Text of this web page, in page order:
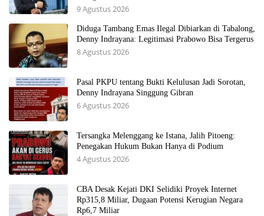
9 Agustus 2026
Diduga Tambang Emas Ilegal Dibiarkan di Tabalong,
Denny Indrayana: Legitimasi Prabowo Bisa Tergerus
8 Agustus 2026
Pasal PKPU tentang Bukti Kelulusan Jadi Sorotan,
Denny Indrayana Singgung Gibran
6 Agustus 2026
Tersangka Melenggang ke Istana, Jalih Pitoeng:
Penegakan Hukum Bukan Hanya di Podium
4 Agustus 2026
CBA Desak Kejati DKI Selidiki Proyek Internet
Rp315,8 Miliar, Dugaan Potensi Kerugian Negara
Rp6,7 Miliar